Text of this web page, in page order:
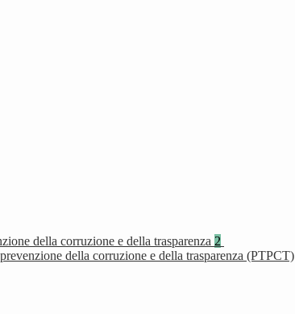
della corruzione e della trasparenza 2
della corruzione e della trasparenza (PTPCT)